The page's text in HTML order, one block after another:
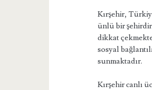
Kırşehir,
ünlü bir
dikkat
sosyal
sunmaktadır.
Kırşehir canlı